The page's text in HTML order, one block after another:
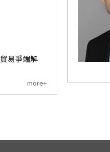
易爭端解
more+